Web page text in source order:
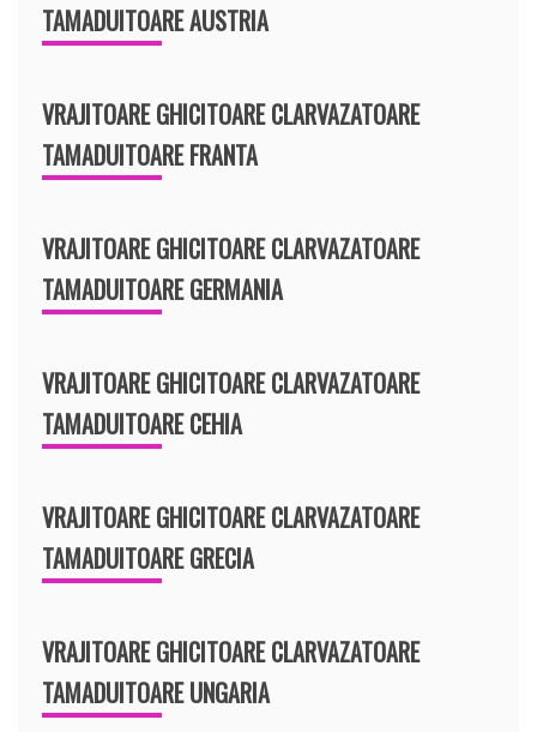
TAMADUITOARE AUSTRIA
VRAJITOARE GHICITOARE CLARVAZATOARE
TAMADUITOARE FRANTA
VRAJITOARE GHICITOARE CLARVAZATOARE
TAMADUITOARE GERMANIA
VRAJITOARE GHICITOARE CLARVAZATOARE
TAMADUITOARE CEHIA
VRAJITOARE GHICITOARE CLARVAZATOARE
TAMADUITOARE GRECIA
VRAJITOARE GHICITOARE CLARVAZATOARE
TAMADUITOARE UNGARIA